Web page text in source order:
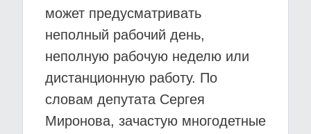
может предусматривать
неполный рабочий день,
неполную рабочую неделю или
дистанционную работу. По
словам депутата Сергея
Миронова, зачастую многодетные